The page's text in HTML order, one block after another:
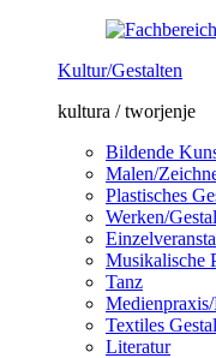
Kultur/Gestalten
kultura / tworjenje
Bildende
Malen/
Plastisches
Werken/
Musikalische
Tanz
Textiles
Literatur